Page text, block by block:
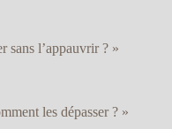
sans l’appauvrir ? »
les dépasser ? »